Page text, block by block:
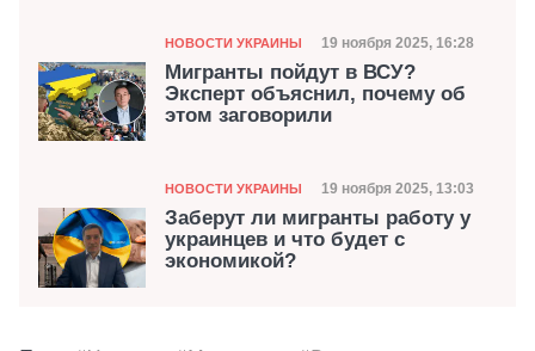
Категория
НОВОСТИ УКРАИНЫ Дата публикации
19 ноября 2025, 16:28
Мигранты пойдут в ВСУ?
Эксперт объяснил, почему об
этом заговорили
Категория
НОВОСТИ УКРАИНЫ Дата публикации
19 ноября 2025, 13:03
Заберут ли мигранты работу у
украинцев и что будет с
экономикой?